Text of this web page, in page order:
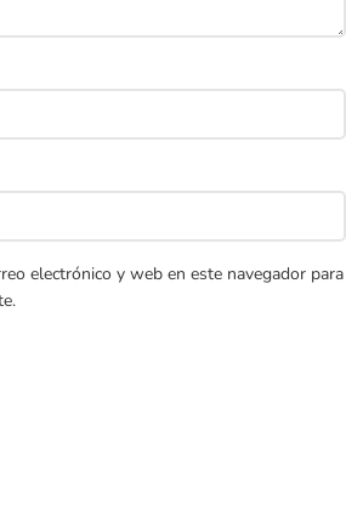
electrónico y web en este navegador para